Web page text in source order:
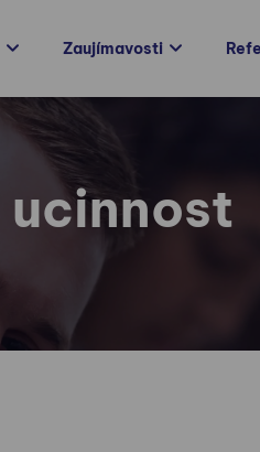
Zaujímavosti
ucinnost